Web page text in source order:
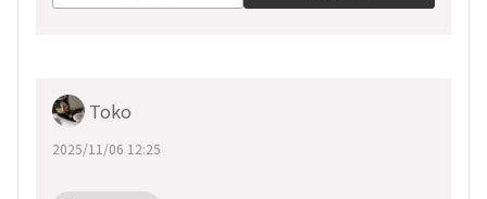
Toko
2025/11/06 12:25